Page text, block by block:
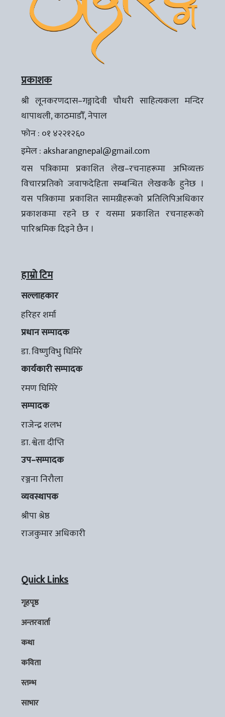
प्रकाशक
श्री लूनकरणदास–गङ्गादेवी चौधरी साहित्यकला मन्दिर
थापाथली, काठमाडौँ, नेपाल
फोन : ०१ ४२२१२६०
इमेल : aksharangnepal@gmail.com
यस पत्रिकामा प्रकाशित लेख–रचनाहरूमा अभिव्यक्त
विचारप्रतिको जवाफदेहिता सम्बन्धित लेखककै हुनेछ ।
यस पत्रिकामा प्रकाशित सामग्रीहरूको प्रतिलिपिअधिकार
प्रकाशकमा रहने छ र यसमा प्रकाशित रचनाहरूको
पारिश्रमिक दिइने छैन ।
हाम्रो टिम
सल्लाहकार
हरिहर शर्मा
प्रधान सम्पादक
डा. विष्णुविभु घिमिरे
कार्यकारी सम्पादक
रमण घिमिरे
सम्पादक
राजेन्द्र शलभ
डा. श्वेता दीप्ति
उप–सम्पादक
रञ्जना निरौला
व्यवस्थापक
श्रीपा श्रेष्ठ
राजकुमार अधिकारी
Quick Links
गृहपृष्ठ
अन्तरवार्ता
कथा
कविता
स्तम्भ
साभार